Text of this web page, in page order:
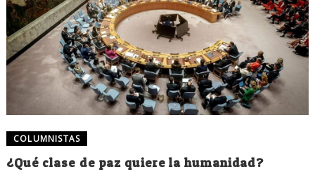
COLUMNISTAS
¿Qué clase de paz quiere la humanidad?